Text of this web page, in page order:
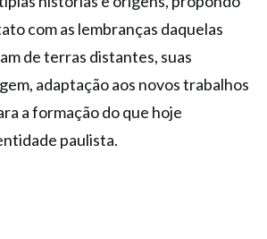
com as lembranças daquelas
de terras distantes, suas
adaptação aos novos trabalhos
a formação do que hoje
paulista.